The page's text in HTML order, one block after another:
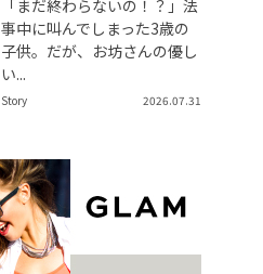
「まだ終わらないの！？」法
事中に叫んでしまった3歳の
子供。だが、お坊さんの優し
い...
Story 2026.07.31